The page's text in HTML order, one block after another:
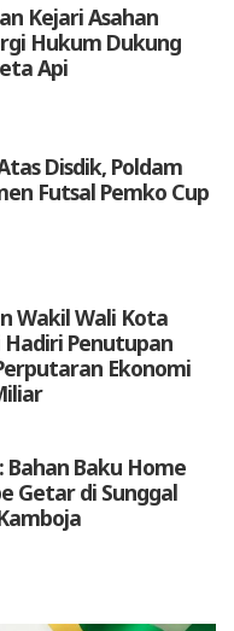
Kejari Asahan
Hukum Dukung
Api
Disdik, Poldam
Futsal Pemko Cup
Wakil Wali Kota
Penutupan
Ekonomi
Bahan Baku Home
Getar di Sunggal